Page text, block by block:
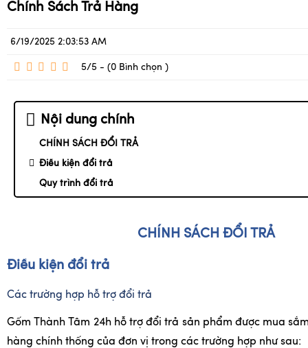
Chính Sách Trả Hàng
6/19/2025 2:03:53 AM
5/5 - (0 Bình chọn )
Nội dung chính
CHÍNH SÁCH ĐỔI TRẢ
Điều kiện đổi trả
Quy trình đổi trả
CHÍNH SÁCH ĐỔI TRẢ
Điều kiện đổi trả
Các trường hợp hỗ trợ đổi trả
Gốm Thành Tâm 24h hỗ trợ đổi trả sản phẩm được mua
hàng chính thống của đơn vị trong các trường hợp như sau: